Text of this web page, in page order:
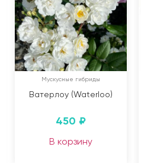
Мускусные гибриды
Ватерлоу (Waterloo)
450 ₽
В корзину